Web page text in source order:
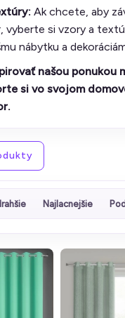
Ak chcete, aby
vyberte si vzory a
nábytku a
našou ponukou
si vo svojom
Najlacnejšie